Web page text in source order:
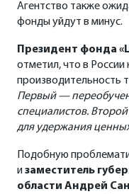
Агентство также
фонды уйдут в минус.
Президент фонда
отметил, что в
производительность
Первый —
специалистов.
для удержания
Подобную
изаместитель
области Андрей